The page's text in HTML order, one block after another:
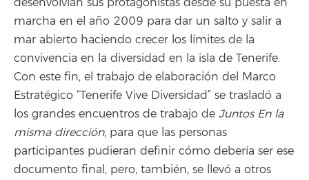
marcha en el año 2009 para dar un salto y salir a
mar abierto haciendo crecer los límites de la
convivencia en la diversidad en la isla de Tenerife.
Con este fin, el trabajo de elaboración del Marco
Estratégico “Tenerife Vive Diversidad” se trasladó a
los grandes encuentros de trabajo de Juntos En la
misma dirección, para que las personas
participantes pudieran definir cómo debería ser ese
documento final, pero, también, se llevó a otros